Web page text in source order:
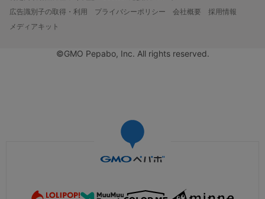
広告識別子の取得・利用
プライバシーポリシー 会社概要
採用情報
メディアキット
©GMO Pepabo, Inc. All rights reserved.